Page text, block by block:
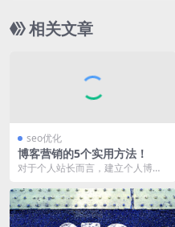
相关文章
seo优化
博客营销的5个实用方法！
对于个人站长而言，建立个人博
享相关的知识，特别是对...